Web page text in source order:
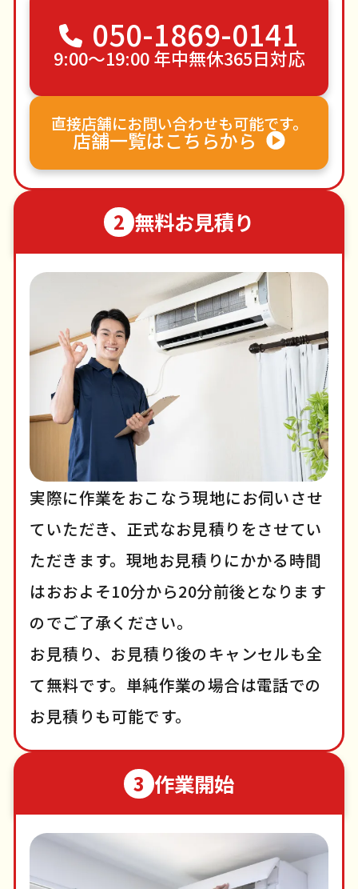
050-1869-0141
9:00〜19:00 年中無休365日対応
直接店舗にお問い合わせも可能です。
店舗一覧はこちらから
2 無料お見積り
実際に作業をおこなう現地にお伺いさせ
ていただき、正式なお見積りをさせてい
ただきます。現地お見積りにかかる時間
はおおよそ10分から20分前後となります
のでご了承ください。
お見積り、お見積り後のキャンセルも全
て無料です。単純作業の場合は電話での
お見積りも可能です。
3 作業開始